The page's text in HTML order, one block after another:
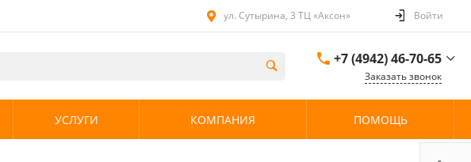
ул. Сутырина, 3 ТЦ «Аксон» Войти
+7 (4942) 46-70-65
ул. Сутырина, 3 ТЦ
Заказать звонок
УСЛУГИ КОМПАНИЯ ПОМОЩЬ